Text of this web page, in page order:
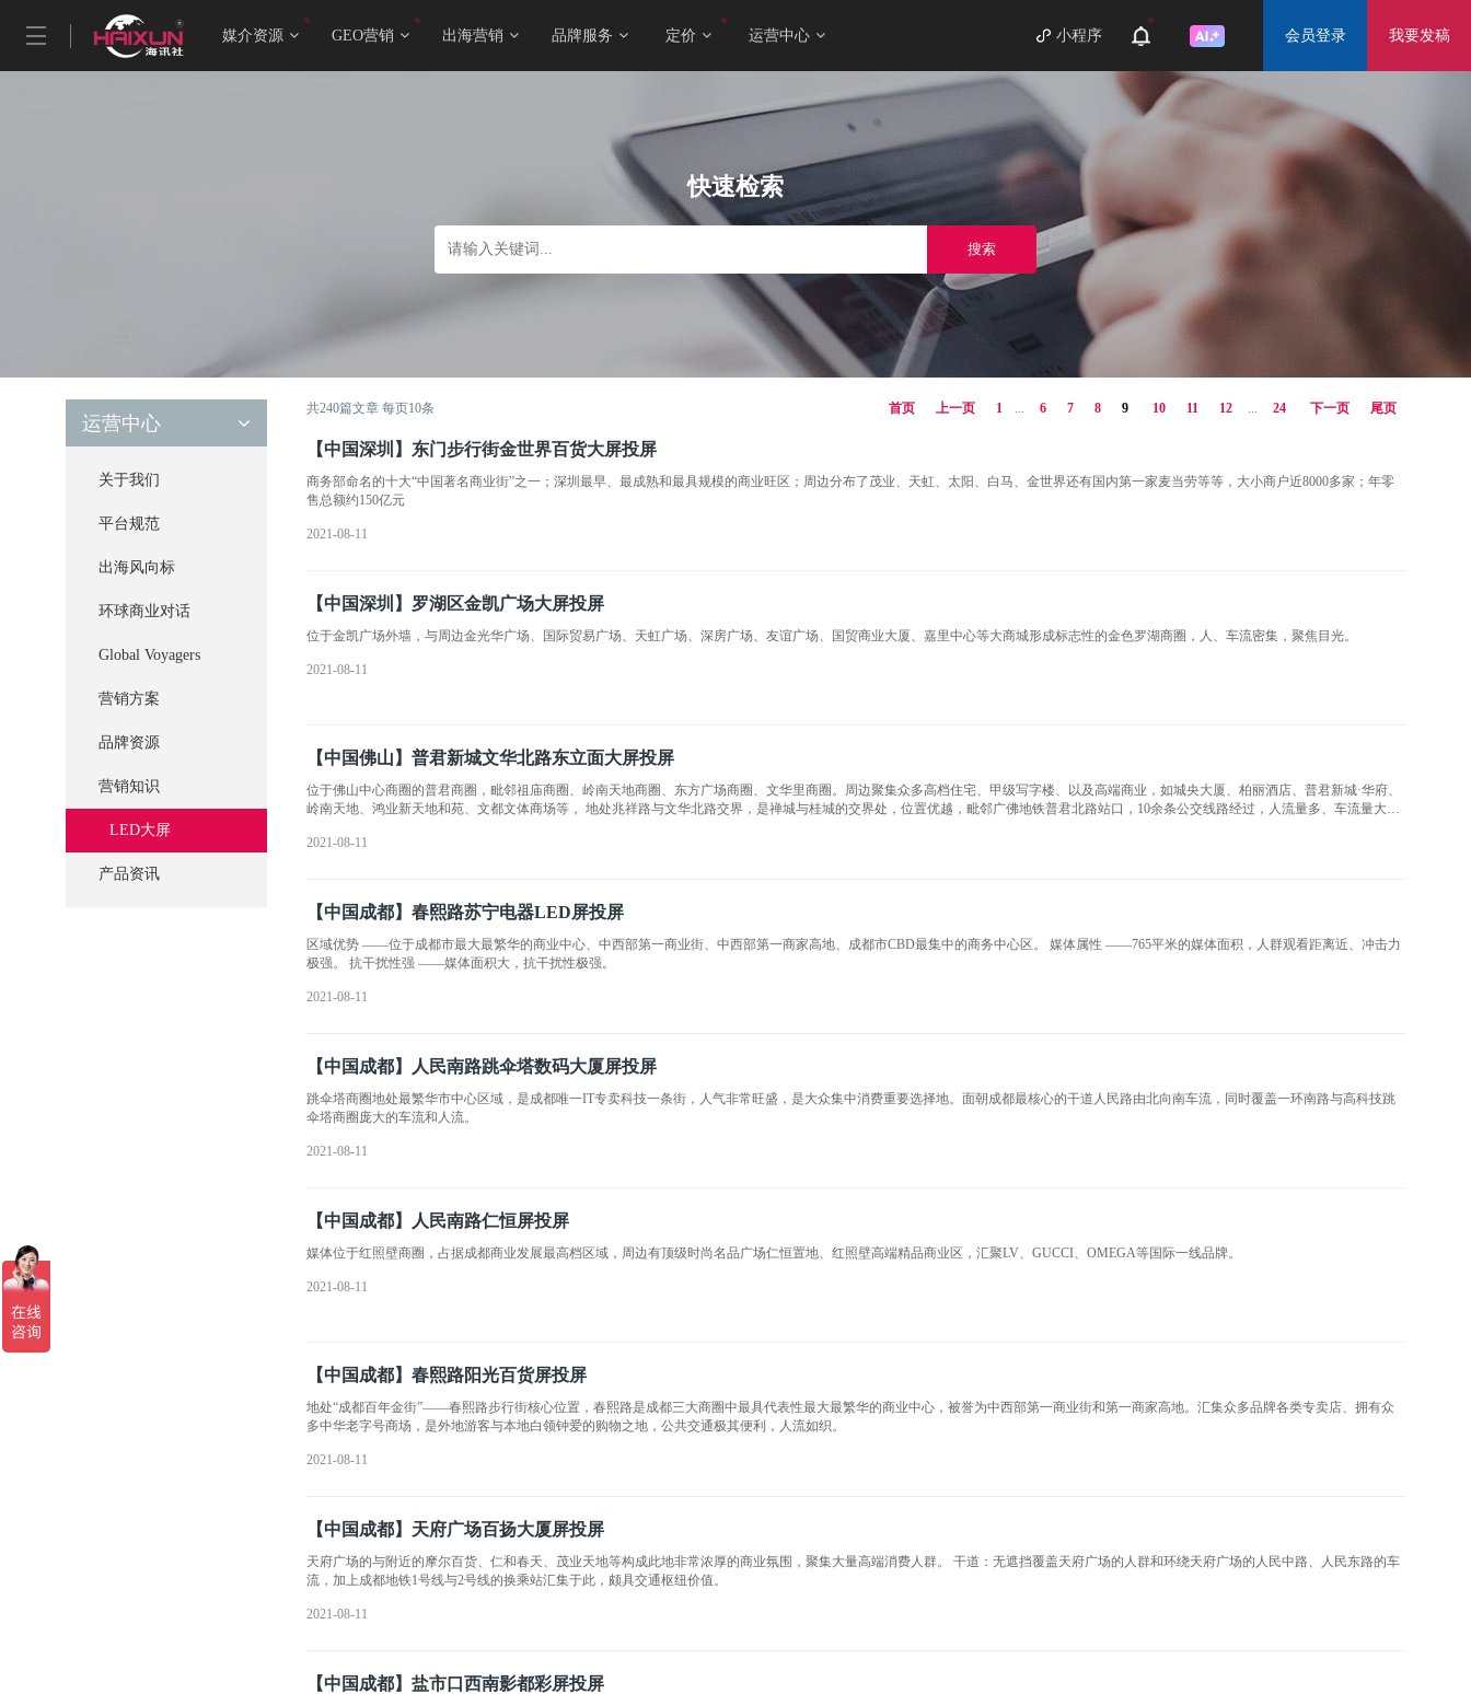
媒介资源 GEO营销 出海营销 品牌服务 定价 运营中心 小程序 会员登录 我要发稿
快速检索
运营中心
关于我们
平台规范
出海风向标
环球商业对话
Global Voyagers
营销方案
品牌资源
营销知识
LED大屏
产品资讯
共240篇文章 每页10条 首页 上一页 1 ... 6 7 8 9 10 11 12 ... 24 下一页 尾页
【中国深圳】东门步行街金世界百货大屏投屏
商务部命名的十大“中国著名商业街”之一；深圳最早、最成熟和最具规模的商业旺区；周边分布了茂业、天虹、太阳、白马、金世界还有国内第一家麦当劳等等，大小商户近8000多家；年零
售总额约150亿元
2021-08-11
【中国深圳】罗湖区金凯广场大屏投屏
位于金凯广场外墙，与周边金光华广场、国际贸易广场、天虹广场、深房广场、友谊广场、国贸商业大厦、嘉里中心等大商城形成标志性的金色罗湖商圈，人、车流密集，聚焦目光。
2021-08-11
【中国佛山】普君新城文华北路东立面大屏投屏
位于佛山中心商圈的普君商圈，毗邻祖庙商圈、岭南天地商圈、东方广场商圈、文华里商圈。周边聚集众多高档住宅、甲级写字楼、以及高端商业，如城央大厦、柏丽酒店、普君新城·华府、
岭南天地、鸿业新天地和苑、文都文体商场等， 地处兆祥路与文华北路交界，是禅城与桂城的交界处，位置优越，毗邻广佛地铁普君北路站口，10余条公交线路经过，人流量多、车流量大；
2021-08-11
【中国成都】春熙路苏宁电器LED屏投屏
区域优势 ——位于成都市最大最繁华的商业中心、中西部第一商业街、中西部第一商家高地、成都市CBD最集中的商务中心区。 媒体属性 ——765平米的媒体面积，人群观看距离近、冲击力
极强。 抗干扰性强 ——媒体面积大，抗干扰性极强。
2021-08-11
【中国成都】人民南路跳伞塔数码大厦屏投屏
跳伞塔商圈地处最繁华市中心区域，是成都唯一IT专卖科技一条街，人气非常旺盛，是大众集中消费重要选择地。面朝成都最核心的干道人民路由北向南车流，同时覆盖一环南路与高科技跳
伞塔商圈庞大的车流和人流。
2021-08-11
【中国成都】人民南路仁恒屏投屏
媒体位于红照壁商圈，占据成都商业发展最高档区域，周边有顶级时尚名品广场仁恒置地、红照壁高端精品商业区，汇聚LV、GUCCI、OMEGA等国际一线品牌。
2021-08-11
【中国成都】春熙路阳光百货屏投屏
地处“成都百年金街”——春熙路步行街核心位置，春熙路是成都三大商圈中最具代表性最大最繁华的商业中心，被誉为中西部第一商业街和第一商家高地。汇集众多品牌各类专卖店、拥有众
多中华老字号商场，是外地游客与本地白领钟爱的购物之地，公共交通极其便利，人流如织。
2021-08-11
【中国成都】天府广场百扬大厦屏投屏
天府广场的与附近的摩尔百货、仁和春天、茂业天地等构成此地非常浓厚的商业氛围，聚集大量高端消费人群。 干道：无遮挡覆盖天府广场的人群和环绕天府广场的人民中路、人民东路的车
流，加上成都地铁1号线与2号线的换乘站汇集于此，颇具交通枢纽价值。
2021-08-11
【中国成都】盐市口西南影都彩屏投屏